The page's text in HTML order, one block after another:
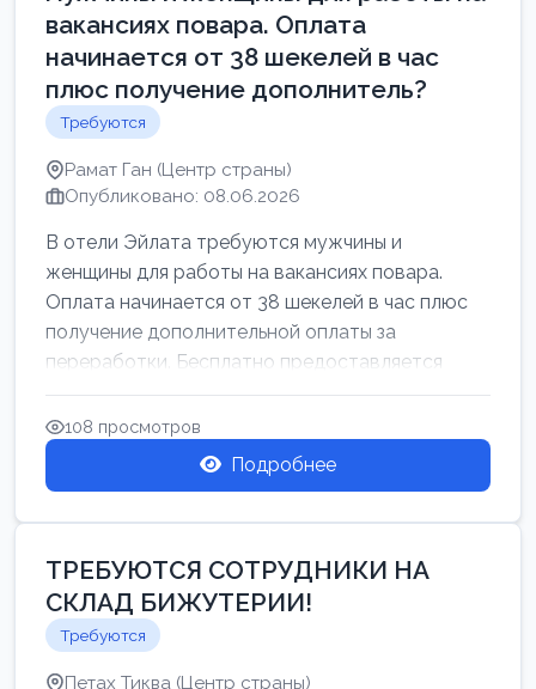
вакансиях повара. Оплата
начинается от 38 шекелей в час
плюс получение дополнитель?
Требуются
Рамат Ган (Центр страны)
Опубликовано: 08.06.2026
В отели Эйлата требуются мужчины и
женщины для работы на вакансиях повара.
Оплата начинается от 38 шекелей в час плюс
получение дополнительной оплаты за
переработки. Бесплатно предоставляется
проживан...
108 просмотров
Подробнее
ТРЕБУЮТСЯ СОТРУДНИКИ НА
СКЛАД БИЖУТЕРИИ!
Требуются
Петах Тиква (Центр страны)